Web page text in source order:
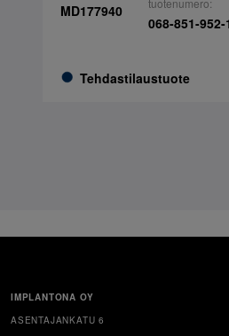
MD177940
Tehdastilaustuote
tuotenumero:
068-851-952-
IMPLANTONA OY
ASENTAJANKATU 6